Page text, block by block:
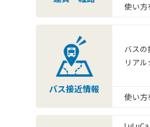
使い方
バス接近情報
バスの
リア
使い方